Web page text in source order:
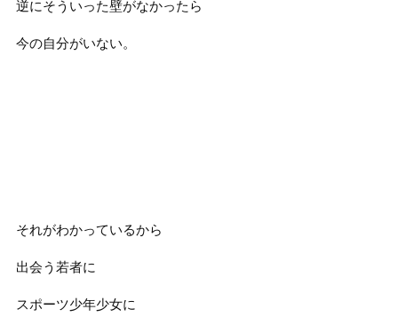
逆にそういった壁がなかったら
今の自分がいない。
それがわかっているから
出会う若者に
スポーツ少年少女に